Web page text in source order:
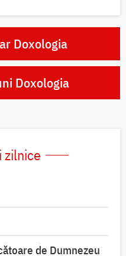
Doxologia
Doxologia
zilnice
de Dumnezeu